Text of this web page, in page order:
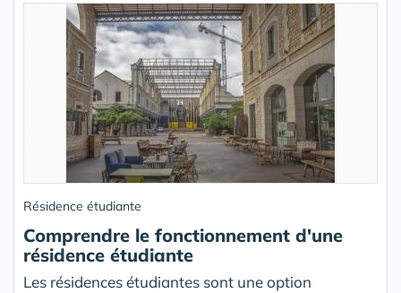
Résidence étudiante
Comprendre le fonctionnement d'une
résidence étudiante
Les résidences étudiantes sont une option